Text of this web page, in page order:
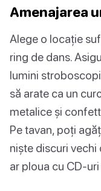
Amenajarea
Alege o locație
ring de dans.
lumini
să arate ca un
metalice și
Pe tavan, poți
niște discuri vechi
ar ploua cu CD-